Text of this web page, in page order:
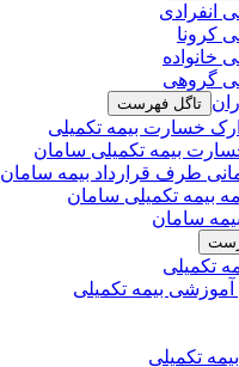
انفرادی
کرونا
خانواده
گروهی
تاگل فهرست
خسارت بیمه تکمیلی
بیمه تکمیلی سامان
طرف قرارداد بیمه سامان
بیمه تکمیلی سامان
سامان
تکمیلی
آموزشی بیمه تکمیلی
تکمیلی